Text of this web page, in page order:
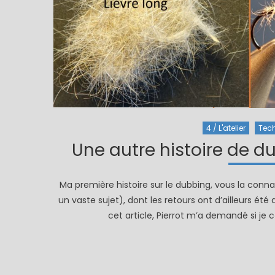
4 / L'atelier
Une autre histoire de
Ma première histoire sur le dubbing, vous la
un vaste sujet), dont les retours ont d’ailleurs
cet article, Pierrot m’a demandé si je